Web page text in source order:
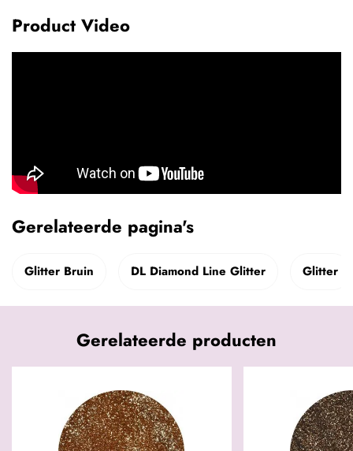
Product Video
Gerelateerde pagina's
Glitter Bruin DL Diamond Line Glitter Glitter
Gerelateerde producten